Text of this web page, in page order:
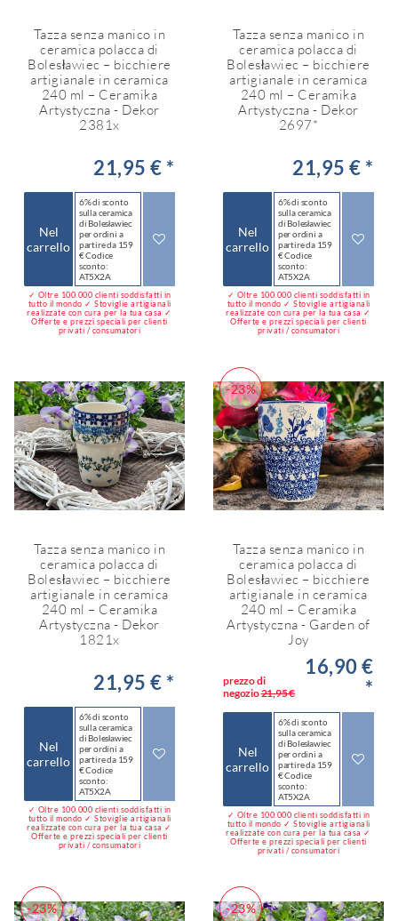
Tazza senza manico in
ceramica polacca di
Bolesławiec – bicchiere
artigianale in ceramica
240 ml – Ceramika
Artystyczna - Dekor
2381x
21,95 € *
Nel
carrello
6% di sconto
sulla ceramica
di Bolesławiec
per ordini a
partire da 159
€ Codice
sconto:
AT5X2A
✓ Oltre 100.000 clienti soddisfatti in
tutto il mondo ✓ Stoviglie artigianali
realizzate con cura per la tua casa ✓
Offerte e prezzi speciali per clienti
privati / consumatori
Tazza senza manico in
ceramica polacca di
Bolesławiec – bicchiere
artigianale in ceramica
240 ml – Ceramika
Artystyczna - Dekor
2697*
21,95 € *
Nel
carrello
6% di sconto
sulla ceramica
di Bolesławiec
per ordini a
partire da 159
€ Codice
sconto:
AT5X2A
✓ Oltre 100.000 clienti soddisfatti in
tutto il mondo ✓ Stoviglie artigianali
realizzate con cura per la tua casa ✓
Offerte e prezzi speciali per clienti
privati / consumatori
Tazza senza manico in
ceramica polacca di
Bolesławiec – bicchiere
artigianale in ceramica
240 ml – Ceramika
Artystyczna - Dekor
1821x
21,95 € *
Nel
carrello
6% di sconto
sulla ceramica
di Bolesławiec
per ordini a
partire da 159
€ Codice
sconto:
AT5X2A
✓ Oltre 100.000 clienti soddisfatti in
tutto il mondo ✓ Stoviglie artigianali
realizzate con cura per la tua casa ✓
Offerte e prezzi speciali per clienti
privati / consumatori
-23%
Tazza senza manico in
ceramica polacca di
Bolesławiec – bicchiere
artigianale in ceramica
240 ml – Ceramika
Artystyczna - Garden of
Joy
prezzo di
negozio21,95 €
16,90 €
*
Nel
carrello
6% di sconto
sulla ceramica
di Bolesławiec
per ordini a
partire da 159
€ Codice
sconto:
AT5X2A
✓ Oltre 100.000 clienti soddisfatti in
tutto il mondo ✓ Stoviglie artigianali
realizzate con cura per la tua casa ✓
Offerte e prezzi speciali per clienti
privati / consumatori
-23% -23%